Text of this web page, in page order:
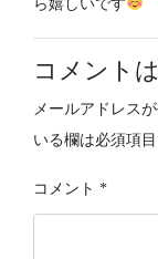
ら嬉しいです
コメント
メールアドレス
いる欄は必須項
コメント *